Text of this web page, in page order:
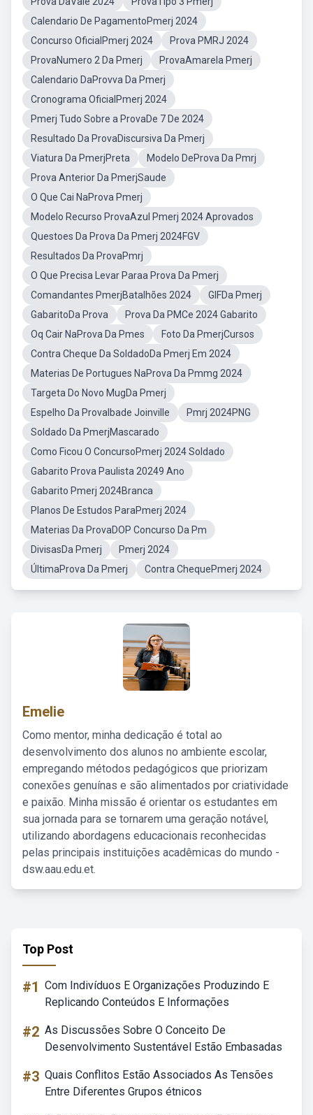
Calendario De PagamentoPmerj 2024
Concurso OficialPmerj 2024
Prova PMRJ 2024
ProvaNumero 2 Da Pmerj
ProvaAmarela Pmerj
Calendario DaProvva Da Pmerj
Cronograma OficialPmerj 2024
Pmerj Tudo Sobre a ProvaDe 7 De 2024
Resultado Da ProvaDiscursiva Da Pmerj
Viatura Da PmerjPreta
Modelo DeProva Da Pmrj
Prova Anterior Da PmerjSaude
O Que Cai NaProva Pmerj
Modelo Recurso ProvaAzul Pmerj 2024 Aprovados
Questoes Da Prova Da Pmerj 2024FGV
Resultados Da ProvaPmrj
O Que Precisa Levar Paraa Prova Da Pmerj
Comandantes PmerjBatalhões 2024
GIFDa Pmerj
GabaritoDa Prova
Prova Da PMCe 2024 Gabarito
Oq Cair NaProva Da Pmes
Foto Da PmerjCursos
Contra Cheque Da SoldadoDa Pmerj Em 2024
Materias De Portugues NaProva Da Pmmg 2024
Targeta Do Novo MugDa Pmerj
Espelho Da ProvaIbade Joinville
Pmrj 2024PNG
Soldado Da PmerjMascarado
Como Ficou O ConcursoPmerj 2024 Soldado
Gabarito Prova Paulista 20249 Ano
Gabarito Pmerj 2024Branca
Planos De Estudos ParaPmerj 2024
Materias Da ProvaDOP Concurso Da Pm
DivisasDa Pmerj
Pmerj 2024
ÚltimaProva Da Pmerj
Contra ChequePmerj 2024
Emelie
Como mentor, minha dedicação é total ao
desenvolvimento dos alunos no ambiente escolar,
empregando métodos pedagógicos que priorizam
conexões genuínas e são alimentados por criatividade
e paixão. Minha missão é orientar os estudantes em
sua jornada para se tornarem uma geração notável,
utilizando abordagens educacionais reconhecidas
pelas principais instituições acadêmicas do mundo -
dsw.aau.edu.et.
Top Post
#1 Com Indivíduos E Organizações Produzindo E
Replicando Conteúdos E Informações
#2 As Discussões Sobre O Conceito De
Desenvolvimento Sustentável Estão Embasadas
#3 Quais Conflitos Estão Associados As Tensões
Entre Diferentes Grupos étnicos